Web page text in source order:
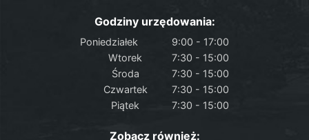
Godziny urzędowania:
Poniedziałek
9:00 - 17:00
Wtorek
7:30 - 15:00
Środa
7:30 - 15:00
Czwartek
7:30 - 15:00
Piątek
7:30 - 15:00
Zobacz również: